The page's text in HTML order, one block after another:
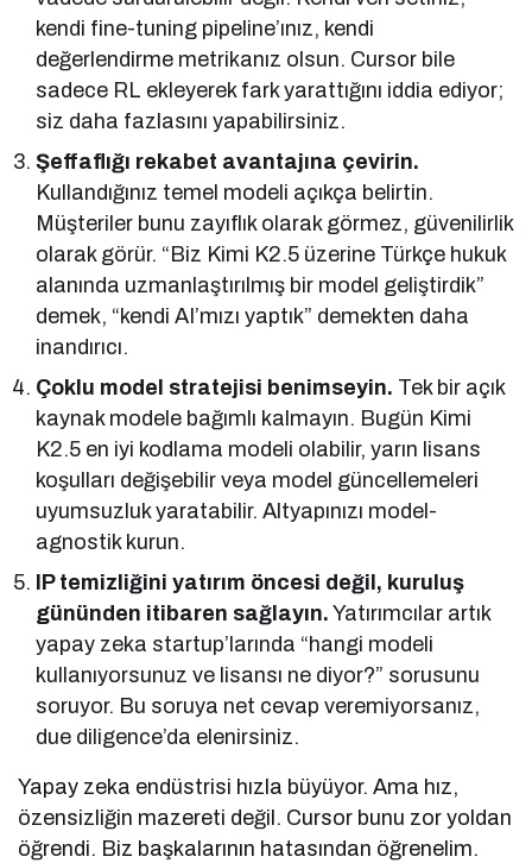
kendi fine-tuning pipeline’ınız, kendi
değerlendirme metrikanız olsun. Cursor bile
sadece RL ekleyerek fark yarattığını iddia ediyor;
siz daha fazlasını yapabilirsiniz.
Şeffaflığı rekabet avantajına çevirin.
Kullandığınız temel modeli açıkça belirtin.
Müşteriler bunu zayıflık olarak görmez, güvenilirlik
olarak görür. “Biz Kimi K2.5 üzerine Türkçe hukuk
alanında uzmanlaştırılmış bir model geliştirdik”
demek, “kendi AI’mızı yaptık” demekten daha
inandırıcı.
Çoklu model stratejisi benimseyin. Tek bir açık
kaynak modele bağımlı kalmayın. Bugün Kimi
K2.5 en iyi kodlama modeli olabilir, yarın lisans
koşulları değişebilir veya model güncellemeleri
uyumsuzluk yaratabilir. Altyapınızı model-
agnostik kurun.
IP temizliğini yatırım öncesi değil, kuruluş
gününden itibaren sağlayın. Yatırımcılar artık
yapay zeka startup’larında “hangi modeli
kullanıyorsunuz ve lisansı ne diyor?” sorusunu
soruyor. Bu soruya net cevap veremiyorsanız,
due diligence’da elenirsiniz.
Yapay zeka endüstrisi hızla büyüyor. Ama hız,
özensizliğin mazereti değil. Cursor bunu zor yoldan
öğrendi. Biz başkalarının hatasından öğrenelim.